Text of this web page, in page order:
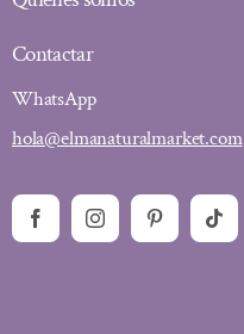
Contactar
WhatsApp
hola@elmanaturalmarket.com